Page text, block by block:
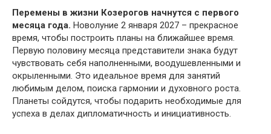
Перемены в жизни Козерогов начнутся с первого
месяца года. Новолуние 2 января 2027 – прекрасное
время, чтобы построить планы на ближайшее время.
Первую половину месяца представители знака будут
чувствовать себя наполненными, воодушевленными и
окрыленными. Это идеальное время для занятий
любимым делом, поиска гармонии и духовного роста.
Планеты сойдутся, чтобы подарить необходимые для
успеха в делах дипломатичность и инициативность.